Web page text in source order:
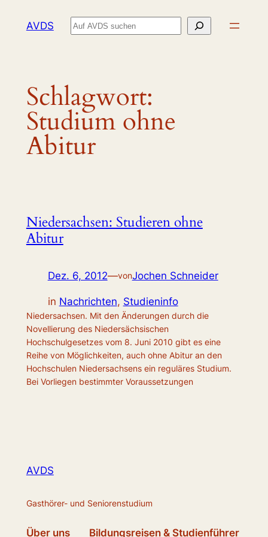
InhaltAVDS Suchen
Schlagwort:
Studium ohne
Abitur
Niedersachsen: Studieren ohne
Abitur
Dez. 6, 2012—vonJochen Schneider
in Nachrichten, Studieninfo
Niedersachsen. Mit den Änderungen durch die
Novellierung des Niedersächsischen
Hochschulgesetzes vom 8. Juni 2010 gibt es eine
Reihe von Möglichkeiten, auch ohne Abitur an den
Hochschulen Niedersachsens ein reguläres Studium.
Bei Vorliegen bestimmter Voraussetzungen
AVDS
Gasthörer- und Seniorenstudium
Über uns Bildungsreisen & Studienführer